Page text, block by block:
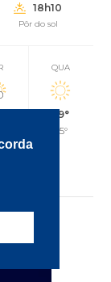
18h10
Pôr do sol
QUA
39°
25°